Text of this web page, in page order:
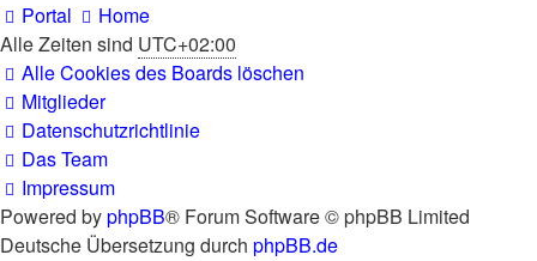
Portal
Home
Alle Zeiten sind UTC+02:00
Alle Cookies des Boards löschen
Mitglieder
Datenschutzrichtlinie
Das Team
Impressum
Powered byphpBB® Forum Software © phpBB Limited
Deutsche Übersetzung durch phpBB.de